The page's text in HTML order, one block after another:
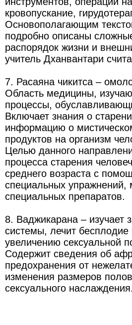
кровопускание,
Основополагающим
подробно описаны
распорядок жизни и
учитель Дханвантари
7. Расаяна чикитса –
Область медицины,
процессы,
Включает знания о
информацию о
продуктов на организм
Целью данного
процесса старения
среднего возраста с
специальных упражнений,
специальных препаратов.
8. Ваджикарана – изучает
системы, лечит бесплодие
увеличению сексуальной
Содержит сведения об
предохранения от
изменения размеров
сексуального наслаждения.